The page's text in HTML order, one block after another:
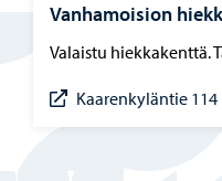
Vanhamoision
Valaistu hiekkakenttä.
Kaarenkyläntie 114